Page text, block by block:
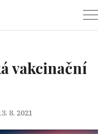
vakcinační
8. 2021